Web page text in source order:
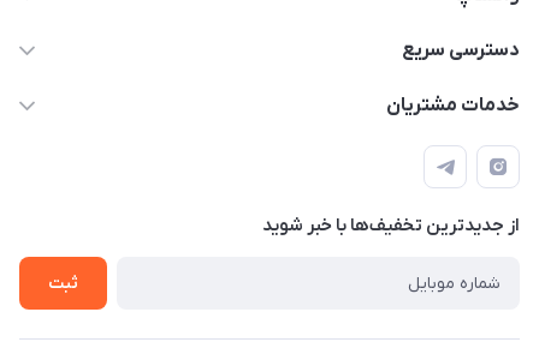
09933276933 واتس اپ و اینستاگرام - فقط
دسترسی سریع
حساب کاربری
لیست محصولات
درباره ما
خدمات مشتریان
قوانین و مقررات
حریم خصوصی
راهنما
از جدید‌ترین تخفیف‌ها با‌ خبر شوید
ثبت